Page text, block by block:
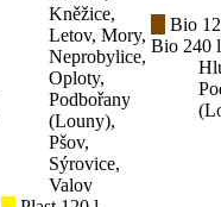
Kněžice,
Letov, Mory,
Neprobylice,
Oploty,
Podbořany
(Louny),
Pšov,
Sýrovice,
Valov
Bio
Bio 240 l